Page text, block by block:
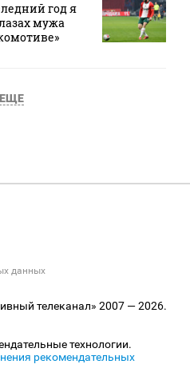
год я
мужа
ЕЩЕ
данных
телеканал» 2007 — 2026.
технологии.
рекомендательных